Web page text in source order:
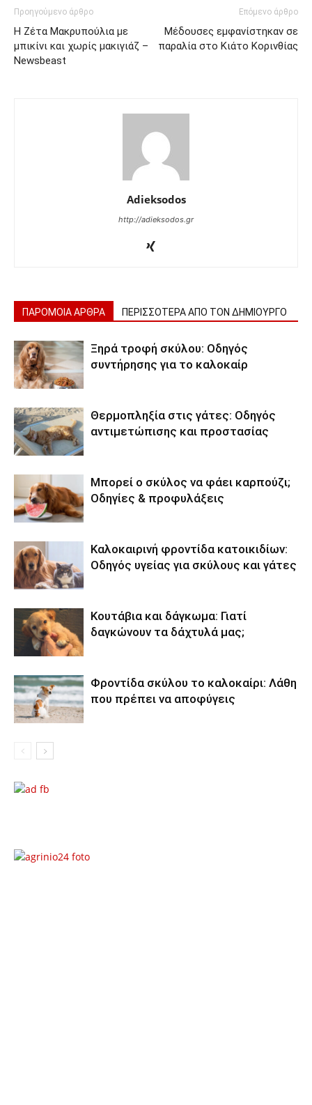
Προηγούμενο άρθρο
Η Ζέτα Μακρυπούλια με
μπικίνι και χωρίς μακιγιάζ –
Newsbeast
Επόμενο άρθρο
Μέδουσες εμφανίστηκαν σε
παραλία στο Κιάτο Κορινθίας
Adieksodos
http://adieksodos.gr
ΠΑΡΟΜΟΙΑ ΑΡΘΡΑ ΠΕΡΙΣΣΟΤΕΡΑ ΑΠΟ ΤΟΝ ΔΗΜΙΟΥΡΓΟ
Ξηρά τροφή σκύλου: Οδηγός
συντήρησης για το καλοκαίρ
Θερμοπληξία στις γάτες: Οδηγός
αντιμετώπισης και προστασίας
Μπορεί ο σκύλος να φάει καρπούζι;
Οδηγίες & προφυλάξεις
Καλοκαιρινή φροντίδα κατοικιδίων:
Οδηγός υγείας για σκύλους και γάτες
Κουτάβια και δάγκωμα: Γιατί
δαγκώνουν τα δάχτυλά μας;
Φροντίδα σκύλου το καλοκαίρι: Λάθη
που πρέπει να αποφύγεις